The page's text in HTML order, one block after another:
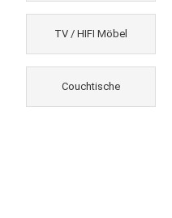
TV / HIFI Möbel
Couchtische